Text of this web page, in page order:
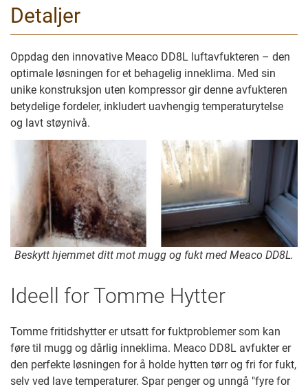
Detaljer
Oppdag den innovative Meaco DD8L luftavfukteren – den
optimale løsningen for et behagelig inneklima. Med sin
unike konstruksjon uten kompressor gir denne avfukteren
betydelige fordeler, inkludert uavhengig temperaturytelse
og lavt støynivå.
Beskytt hjemmet ditt mot mugg og fukt med Meaco DD8L.
Ideell for Tomme Hytter
Tomme fritidshytter er utsatt for fuktproblemer som kan
føre til mugg og dårlig inneklima. Meaco DD8L avfukter er
den perfekte løsningen for å holde hytten tørr og fri for fukt,
selv ved lave temperaturer. Spar penger og unngå "fyre for